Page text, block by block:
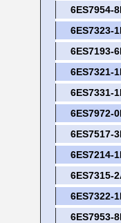
6ES7954-
6ES7323-
6ES7193-
6ES7321-
6ES7331-
6ES7972-
6ES7517-
6ES7214-
6ES7315-
6ES7322-
6ES7953-